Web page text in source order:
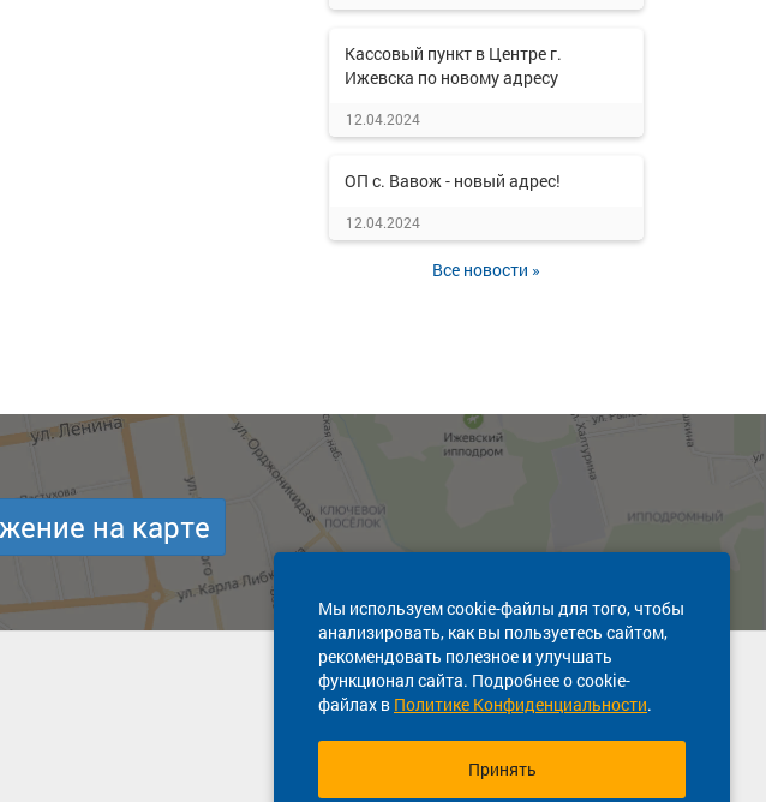
Кассовый пункт в Центре г.
Ижевска по новому адресу
12.04.2024
ОП с. Вавож - новый адрес!
12.04.2024
Все новости »
Мы используем cookie-файлы для того, чтобы
анализировать, как вы пользуетесь сайтом,
рекомендовать полезное и улучшать
функционал сайта. Подробнее о cookie-
файлах в Политике Конфиденциальности.
Принять
на карте
Техническая поддержка сайта
8 800 600-03-38